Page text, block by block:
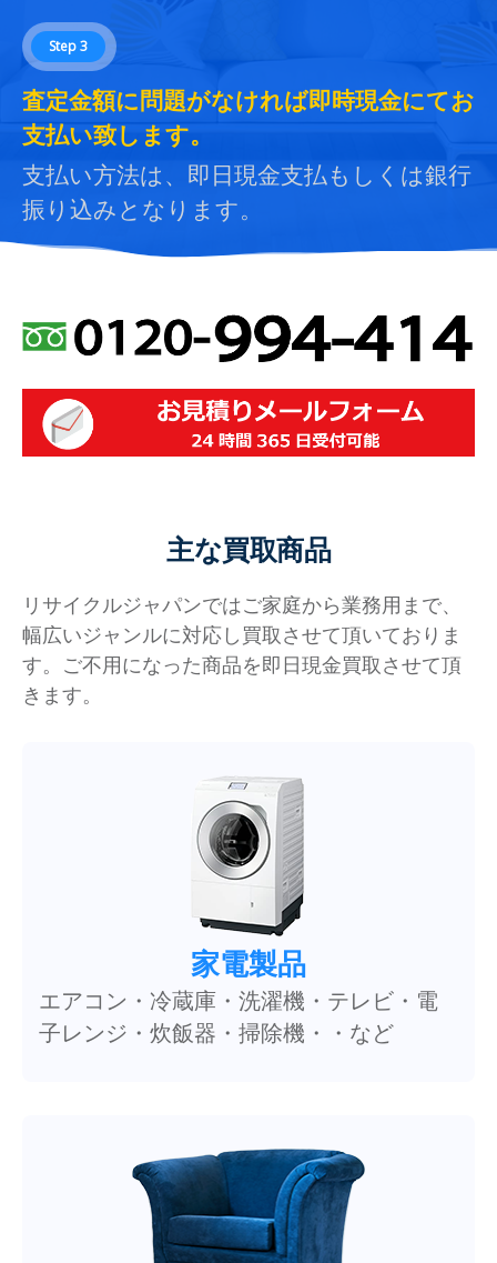
Step 3
査定金額に問題がなければ即時現金にてお
支払い致します。
支払い方法は、即日現金支払もしくは銀行
振り込みとなります。
主な買取商品
リサイクルジャパンではご家庭から業務用まで、
幅広いジャンルに対応し買取させて頂いておりま
す。ご不用になった商品を即日現金買取させて頂
きます。
家電製品
エアコン・冷蔵庫・洗濯機・テレビ・電
子レンジ・炊飯器・掃除機・・など